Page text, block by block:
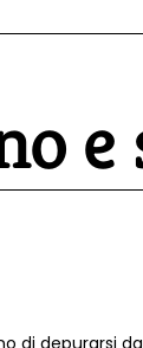
di depurarsi